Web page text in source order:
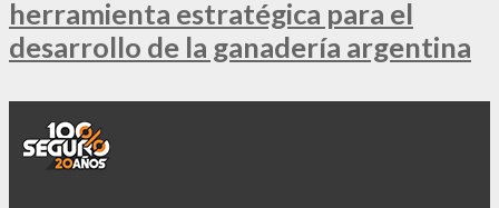
herramienta estratégica para el
desarrollo de la ganadería argentina